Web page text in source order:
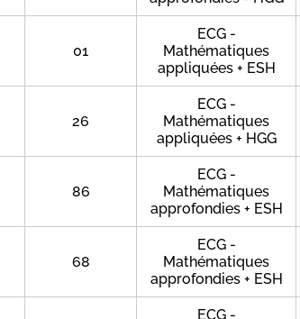
01
ECG -
Mathématiques
appliquées + ESH
26
ECG -
Mathématiques
appliquées + HGG
86
ECG -
Mathématiques
approfondies + ESH
68
ECG -
Mathématiques
approfondies + ESH
ECG -